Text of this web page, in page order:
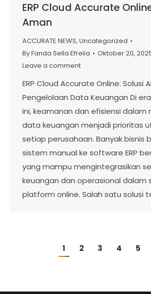
ERP Cloud Accurate
Aman
ACCURATE NEWS, Uncategorized
ByFanda Sella Efrelia
Oktober 20,
Leave a comment
ERP Cloud Accurate Online: Solusi
Pengelolaan Data Keuangan Di
ini, keamanan dan efisiensi dalam
data keuangan menjadi prioritas
setiap perusahaan. Banyak bisnis
sistem manual ke software ERP
yang mampu mengintegrasikan
keuangan dan operasional dalam
platform online. Salah satu solusi
1 2 3 4 5